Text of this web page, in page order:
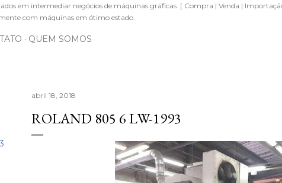
em intermediar negócios de máquinas gráficas. [ Compra | Venda |
com máquinas em ótimo estado.
QUEM SOMOS
abril 18, 2018
ROLAND 805 6 LW-1993